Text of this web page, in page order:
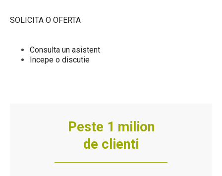
SOLICITA O OFERTA
Consulta un asistent
Incepe o discutie
Peste 1 milion
de clienti